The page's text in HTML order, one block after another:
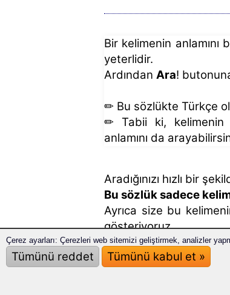
Bir kelimenin anlamını
yeterlidir.
Ardından Ara!
✏ Bu sözlükte Türkçe
✏ Tabii ki, kelimenin
anlamını da
Aradığınızı hızlı bir
Bu sözlük sadece
Ayrıca size bu
gösteriyoruz.
Bu şekilde, kelimenin
da öğreneceksiniz.
Çerez ayarları: Çerezleri web sitemizi geliştirmek, analizler
Tümünü reddet Tümünü kabul et »